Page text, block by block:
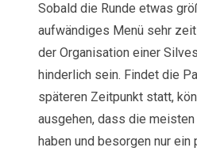
Sobald die Runde etwas
aufwändiges Menü sehr
der Organisation einer
hinderlich sein. Findet die
späteren Zeitpunkt statt,
ausgehen, dass die
haben und besorgen nur ein